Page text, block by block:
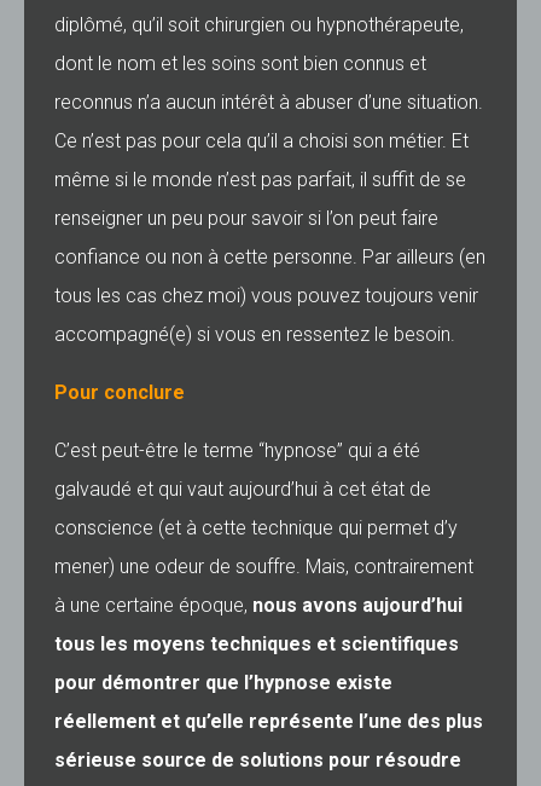
diplômé, qu’il soit chirurgien ou hypnothérapeute,
dont le nom et les soins sont bien connus et
reconnus n’a aucun intérêt à abuser d’une situation.
Ce n’est pas pour cela qu’il a choisi son métier. Et
même si le monde n’est pas parfait, il suffit de se
renseigner un peu pour savoir si l’on peut faire
confiance ou non à cette personne. Par ailleurs (en
tous les cas chez moi) vous pouvez toujours venir
accompagné(e) si vous en ressentez le besoin.
Pour conclure
C’est peut-être le terme “hypnose” qui a été
galvaudé et qui vaut aujourd’hui à cet état de
conscience (et à cette technique qui permet d’y
mener) une odeur de souffre. Mais, contrairement
à une certaine époque, nous avons aujourd’hui
tous les moyens techniques et scientifiques
pour démontrer que l’hypnose existe
réellement et qu’elle représente l’une des plus
sérieuse source de solutions pour résoudre